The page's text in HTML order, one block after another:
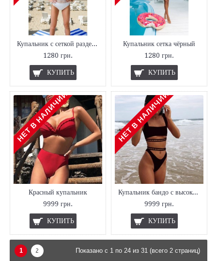
Купальник с сеткой раздельный
1280 грн.
КУПИТЬ
Купальник сетка чёрный
1280 грн.
КУПИТЬ
НЕТ В НАЛИЧИИ
Красный купальник
9999 грн.
КУПИТЬ
НЕТ В НАЛИЧИИ
Купальник бандо с высокой талией
9999 грн.
КУПИТЬ
1 2 Показано с 1 по 24 из 31 (всего 2 страниц)